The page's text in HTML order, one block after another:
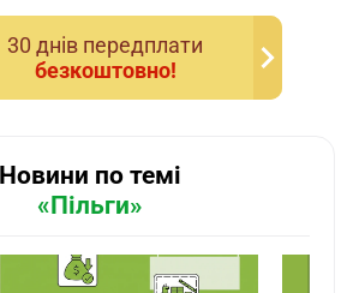
30 днiв передплати
безкоштовно!
Новини по темі
«Пільги»